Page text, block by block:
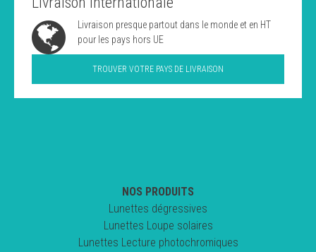
Livraison presque partout dans le monde et en HT
pour les pays hors UE
TROUVER VOTRE PAYS DE LIVRAISON
NOS PRODUITS
Lunettes dégressives
Lunettes Loupe solaires
Lunettes Lecture photochromiques